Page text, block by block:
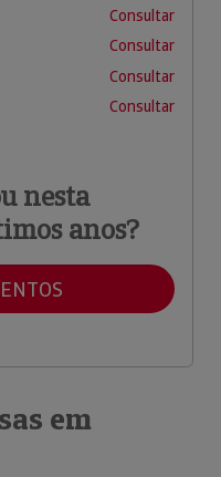
Consultar
Consultar
Consultar
Consultar
nesta
anos?
em